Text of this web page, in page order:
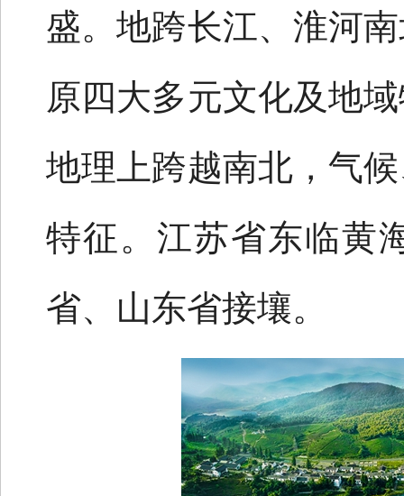
盛。地跨长江、淮河
原四大多元文化及地
地理上跨越南北，气
特征。江苏省东临黄
省、山东省接壤。